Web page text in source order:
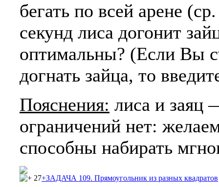
бегать по всей арене
секунд лиса догонит
оптимальны? (Если Вы
догнать зайца, то
Пояснения: лиса и заяц
ограничений нет:
способны набирать
27+ЗАДАЧА 109. Прямоугольник из разных квадратов